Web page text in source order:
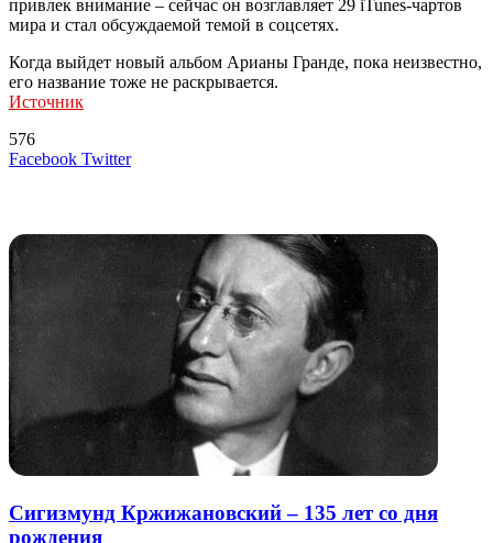
привлек внимание – сейчас он возглавляет 29 iTunes-чартов
мира и стал обсуждаемой темой в соцсетях.
Когда выйдет новый альбом Арианы Гранде, пока неизвестно,
его название тоже не раскрывается.
Источник
576
Facebook TwitterLinkedIn
Tumblr
Reddit
Вконтакте
Одноклассники
Skype
Messenger
Messenger
WhatsApp
Telegram
Viber
Line
Поделиться
Печатать
Сигизмунд Кржижановский – 135 лет со дня
рождения